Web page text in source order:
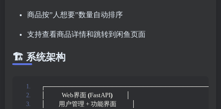
商品按”人想要”数量自动排序
支持查看商品详情和跳转到闲鱼页面
🏗️ 系统架构
┌─────────────────────────────────────┐
│           Web界面 (FastAPI)
│         用户管理 + 功能界面          │